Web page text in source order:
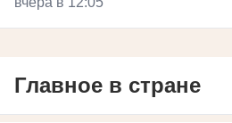
Главное в стране